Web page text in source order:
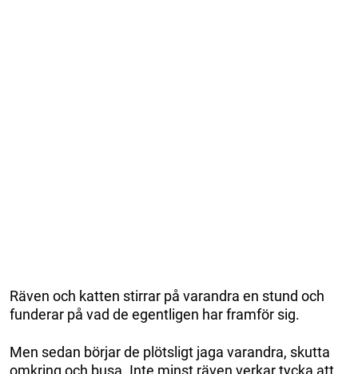
Räven och katten stirrar på varandra en stund och
funderar på vad de egentligen har framför sig.
Men sedan börjar de plötsligt jaga varandra, skutta
omkring och busa. Inte minst räven verkar tycka att